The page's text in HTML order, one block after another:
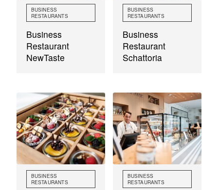
BUSINESS
RESTAURANTS
Business
Restaurant
NewTaste
BUSINESS
RESTAURANTS
Business
Restaurant
Schattoria
BUSINESS
RESTAURANTS
BUSINESS
RESTAURANTS